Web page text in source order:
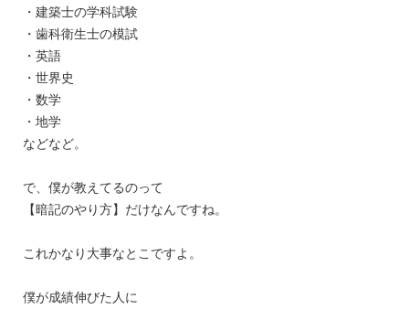
・建築士の学科試験
・歯科衛生士の模試
・英語
・世界史
・数学
・地学
などなど。
で、僕が教えてるのって
【暗記のやり方】だけなんですね。
これかなり大事なとこですよ。
僕が成績伸びた人に